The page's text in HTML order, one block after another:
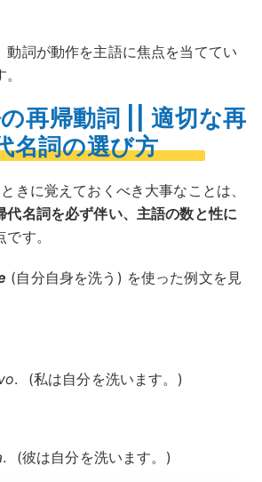
動詞が動作を主語に焦点を当ててい
再帰動詞 || 適切な再
名詞の選び方
きに覚えておくべき大事なことは、
代名詞を必ず伴い、主語の数と性に
す。
(自分自身を洗う) を使った例文を見
. (私は自分を洗います。)
. (彼は自分を洗います。)